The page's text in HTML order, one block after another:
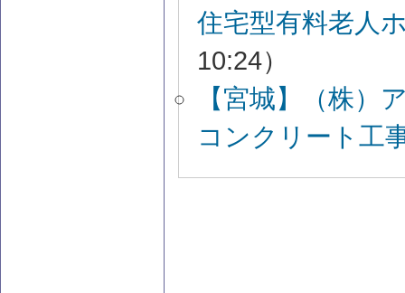
住宅型有料老人
10:24）
【宮城】（株
コンクリート工